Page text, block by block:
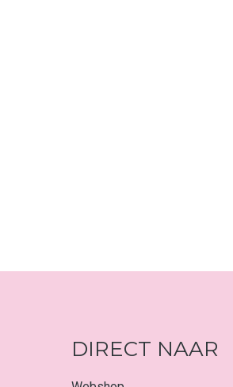
DIRECT NAAR